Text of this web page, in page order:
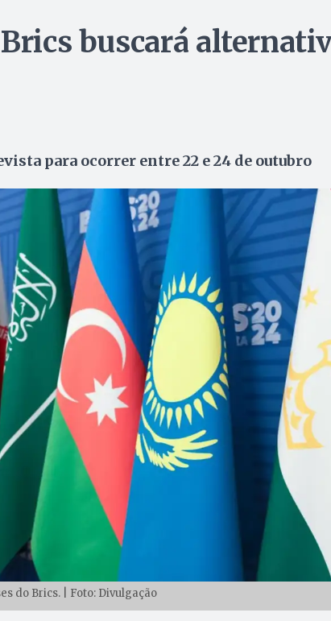
buscará
para ocorrer entre 22 e 24 de outubro
do Brics. | Foto: Divulgação